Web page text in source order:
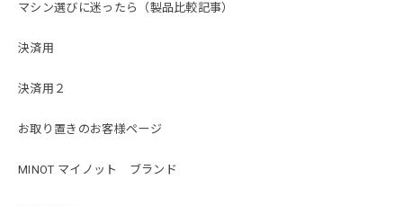
マシン選びに迷ったら（製品比較記事）
決済用
決済用２
お取り置きのお客様ページ
MINOT マイノット ブランド